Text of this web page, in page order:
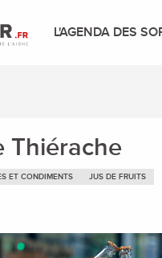
L'AGENDA DES
Thiérache
ET CONDIMENTS JUS DE FRUITS